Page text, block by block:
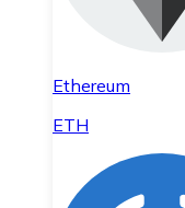
Ethereum
ETH